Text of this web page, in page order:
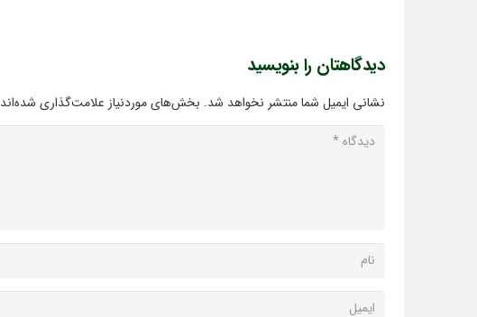
دیدگاهتان را بنویسید
نشانی ایمیل شما منتشر نخواهد شد. بخش‌های موردنیاز علامت‌گذاری شده‌اند